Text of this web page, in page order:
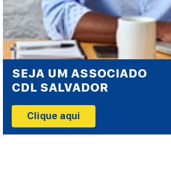
SEJA UM ASSOCIADO
CDL SALVADOR
Clique aqui